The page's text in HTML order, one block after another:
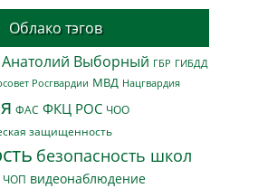
Облако тэгов
Анатолий Выборный ГБР ГИБДД
Росгвардии МВД Нацгвардия
ФАС ФКЦ РОС ЧОО
защищенность
безопасность школ
ЧОП видеонаблюдение